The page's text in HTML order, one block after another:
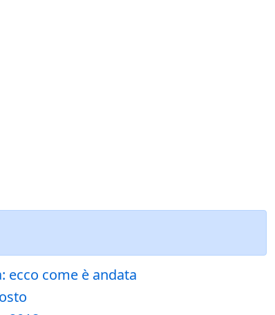
ecco come è andata